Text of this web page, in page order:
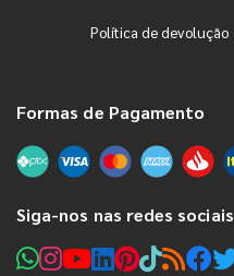
Política de devolução
Formas de Pagamento
Siga-nos nas redes sociais